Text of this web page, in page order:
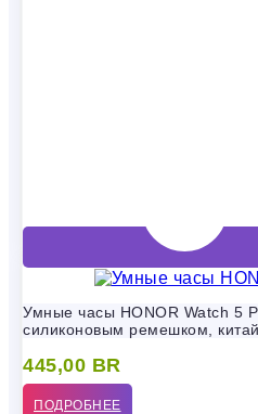
Умные часы HONOR Watch 5
силиконовым ремешком,
445,00 BR
ПОДРОБНЕЕ